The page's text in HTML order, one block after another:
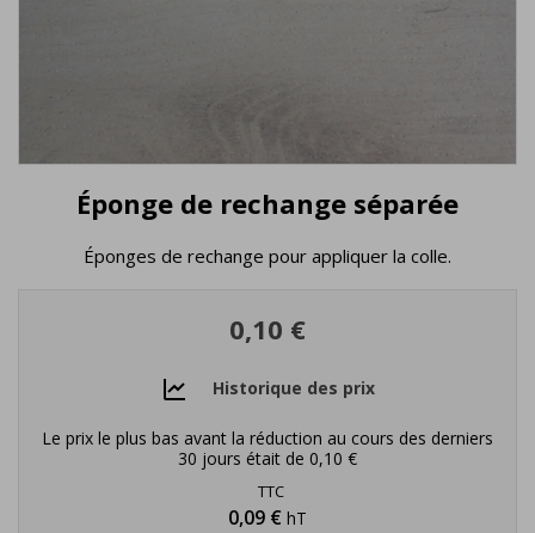
Éponge de rechange séparée
Éponges de rechange pour appliquer la colle.
0,10 €
Historique des prix
Le prix le plus bas avant la réduction au cours des derniers
30 jours était de 0,10 €
TTC
0,09 € hT